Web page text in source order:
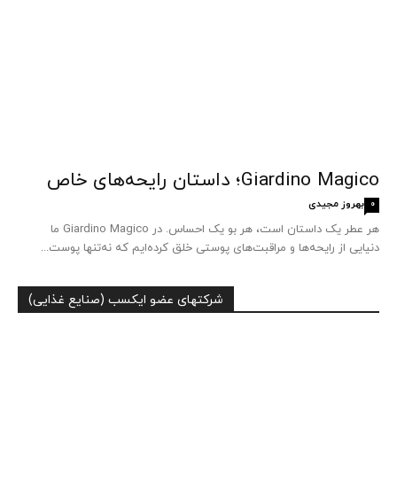
Giardino Magico؛ داستان رایحه‌های خاص
بهروز مجیدی 0
هر عطر یک داستان است، هر بو یک احساس. در Giardino Magico ما
دنیایی از رایحه‌ها و مراقبت‌های پوستی خلق کرده‌ایم که نه‌تنها پوست...
شرکتهای عضو ایکسب (صنایع غذایی)